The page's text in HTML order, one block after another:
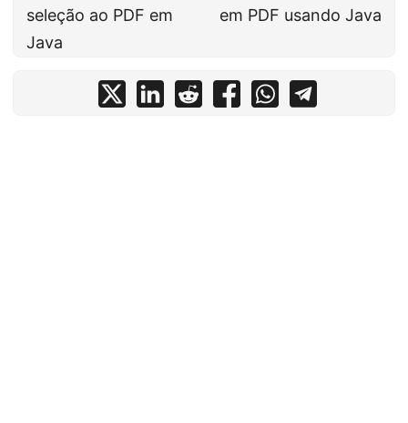
seleção ao PDF em
Java
em PDF usando Java